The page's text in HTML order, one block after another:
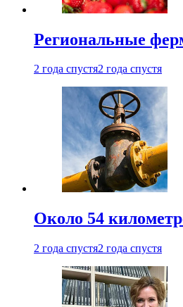
Региональные
2 года спустя2 года спустя
Около 54
2 года спустя2 года спустя